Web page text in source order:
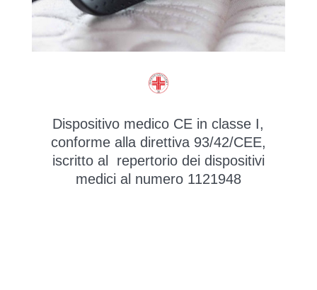
Dispositivo medico CE in classe I,
conforme alla direttiva 93/42/CEE,
iscritto al repertorio dei dispositivi
medici al numero 1121948